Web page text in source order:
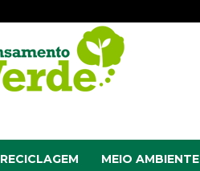
RECICLAGEM MEIO AMBIENTE